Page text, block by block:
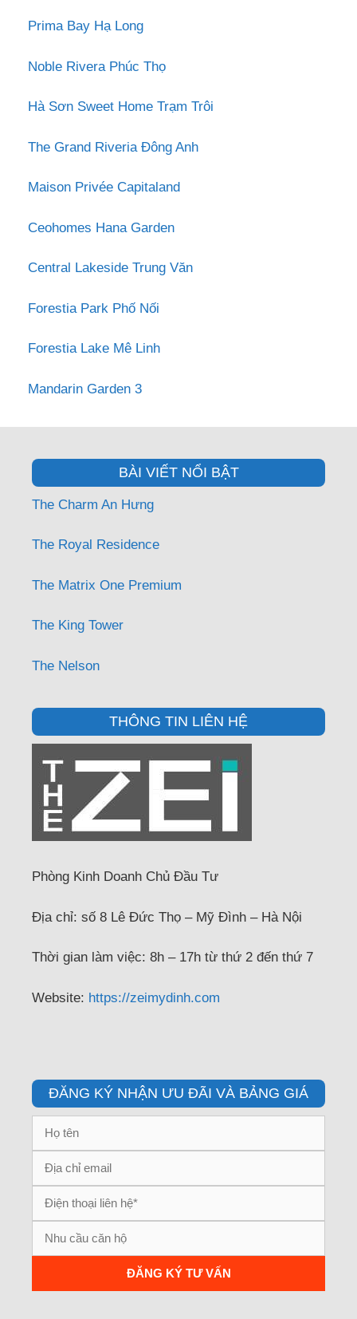
Prima Bay Hạ Long
Noble Rivera Phúc Thọ
Hà Sơn Sweet Home Trạm Trôi
The Grand Riveria Đông Anh
Maison Privée Capitaland
Ceohomes Hana Garden
Central Lakeside Trung Văn
Forestia Park Phố Nối
Forestia Lake Mê Linh
Mandarin Garden 3
BÀI VIẾT NỔI BẬT
The Charm An Hưng
The Royal Residence
The Matrix One Premium
The King Tower
The Nelson
THÔNG TIN LIÊN HỆ
Phòng Kinh Doanh Chủ Đầu Tư
Địa chỉ: số 8 Lê Đức Thọ – Mỹ Đình – Hà Nội
Thời gian làm việc: 8h – 17h từ thứ 2 đến thứ 7
Website: https://zeimydinh.com
ĐĂNG KÝ NHẬN ƯU ĐÃI VÀ BẢNG GIÁ